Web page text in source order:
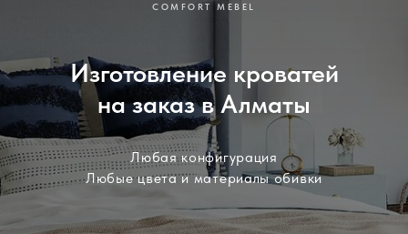
COMFORT MEBEL
Изготовление кроватей
на заказ в Алматы
Любая конфигурация
Любые цвета и материалы обивки